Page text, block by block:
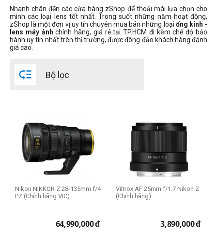
Canon EF-M
Canon RF
Canon RF-S
MFT
Sony E
Sony FE
expand_more HIỂN THỊ TẤT CẢ(12)
Thể loại lens
Extender
Standard Lens
Nhanh chân đến các cửa hàng zShop để thoải mái lựa chọn cho
mình các loại lens tốt nhất. Trong suốt những năm hoạt động,
zShop là một đơn vị uy tín chuyên mua bán những loại ống kính -
lens máy ảnhchính hãng, giá rẻ tại TP.HCM đi kèm chế độ bảo
hành uy tín nhất trên thị trường, được đông đảo khách hàng đánh
giá cao.
 Bộ lọc
Nikon NIKKOR Z 28-135mm f/4
PZ (Chính hãng VIC)
64,990,000đ
Viltrox AF 25mm f/1.7 Nikon Z
(Chính hãng)
3,890,000đ